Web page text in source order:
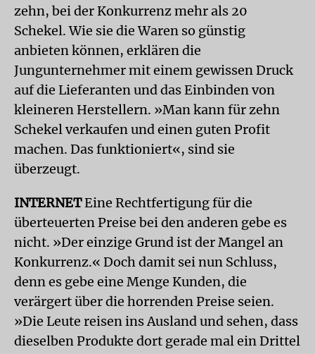
zehn, bei der Konkurrenz mehr als 20
Schekel. Wie sie die Waren so günstig
anbieten können, erklären die
Jungunternehmer mit einem gewissen Druck
auf die Lieferanten und das Einbinden von
kleineren Herstellern. »Man kann für zehn
Schekel verkaufen und einen guten Profit
machen. Das funktioniert«, sind sie
überzeugt.
INTERNETEine Rechtfertigung für die
überteuerten Preise bei den anderen gebe es
nicht. »Der einzige Grund ist der Mangel an
Konkurrenz.« Doch damit sei nun Schluss,
denn es gebe eine Menge Kunden, die
verärgert über die horrenden Preise seien.
»Die Leute reisen ins Ausland und sehen, dass
dieselben Produkte dort gerade mal ein Drittel